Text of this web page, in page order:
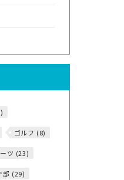
ゴルフ (8)
ツ (23)
部 (29)